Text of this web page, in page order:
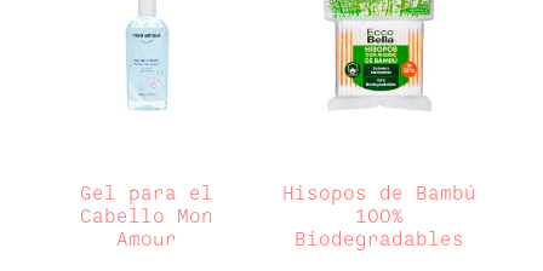
Gel para el
Cabello Mon
Amour
Hisopos de Bambú
100%
Biodegradables